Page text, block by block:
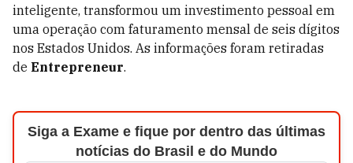
inteligente, transformou um investimento pessoal em
uma operação com faturamento mensal de seis dígitos
nos Estados Unidos. As informações foram retiradas
de Entrepreneur.
Siga a Exame e fique por dentro das últimas
notícias do Brasil e do Mundo